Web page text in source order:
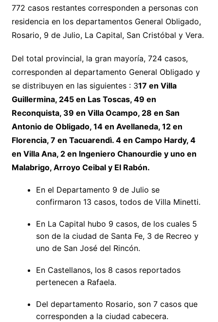
772 casos restantes corresponden a personas con
residencia en los departamentos General Obligado,
Rosario, 9 de Julio, La Capital, San Cristóbal y Vera.
Del total provincial, la gran mayoría, 724 casos,
corresponden al departamento General Obligado y
se distribuyen en las siguientes : 317 en Villa
Guillermina, 245 en Las Toscas, 49 en
Reconquista, 39 en Villa Ocampo, 28 en San
Antonio de Obligado, 14 en Avellaneda, 12 en
Florencia, 7 en Tacuarendì. 4 en Campo Hardy, 4
en Villa Ana, 2 en Ingeniero Chanourdie y uno en
Malabrigo, Arroyo Ceibal y El Rabón.
En el Departamento 9 de Julio se
confirmaron 13 casos, todos de Villa Minetti.
En La Capital hubo 9 casos, de los cuales 5
son de la ciudad de Santa Fe, 3 de Recreo y
uno de San José del Rincón.
En Castellanos, los 8 casos reportados
pertenecen a Rafaela.
Del departamento Rosario, son 7 casos que
corresponden a la ciudad cabecera.